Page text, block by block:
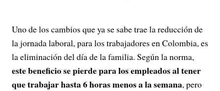
Uno de los cambios que ya se sabe trae la reducción de
la jornada laboral, para los trabajadores en Colombia, es
la eliminación del día de la familia. Según la norma,
este beneficio se pierde para los empleados al tener
que trabajar hasta 6 horas menos a la semana, pero